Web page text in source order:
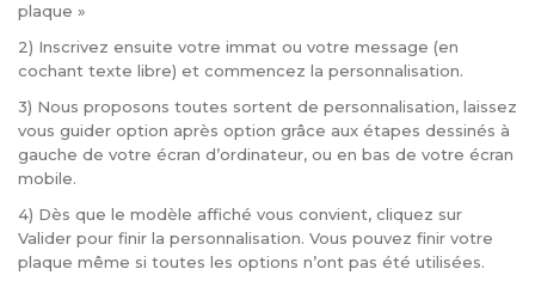
plaque »
2) Inscrivez ensuite votre immat ou votre message (en
cochant texte libre) et commencez la personnalisation.
3) Nous proposons toutes sortent de personnalisation, laissez
vous guider option après option grâce aux étapes dessinés à
gauche de votre écran d’ordinateur, ou en bas de votre écran
mobile.
4) Dès que le modèle affiché vous convient, cliquez sur
Valider pour finir la personnalisation. Vous pouvez finir votre
plaque même si toutes les options n’ont pas été utilisées.